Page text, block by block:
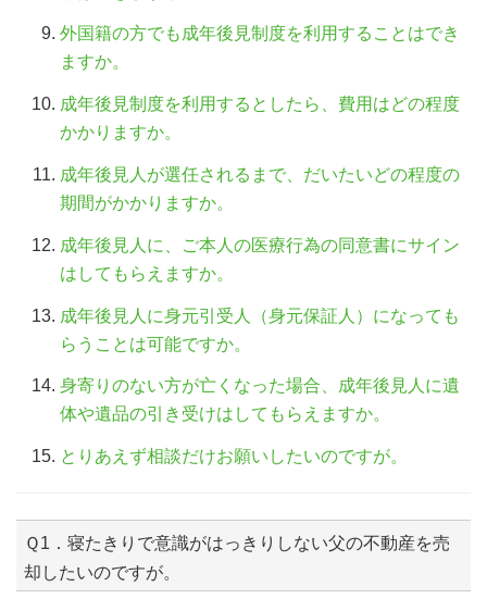
外国籍の方でも成年後見制度を利用することはでき
ますか。
成年後見制度を利用するとしたら、費用はどの程度
かかりますか。
成年後見人が選任されるまで、だいたいどの程度の
期間がかかりますか。
成年後見人に、ご本人の医療行為の同意書にサイン
はしてもらえますか。
成年後見人に身元引受人（身元保証人）になっても
らうことは可能ですか。
身寄りのない方が亡くなった場合、成年後見人に遺
体や遺品の引き受けはしてもらえますか。
とりあえず相談だけお願いしたいのですが。
Ｑ1．寝たきりで意識がはっきりしない父の不動産を売
却したいのですが。